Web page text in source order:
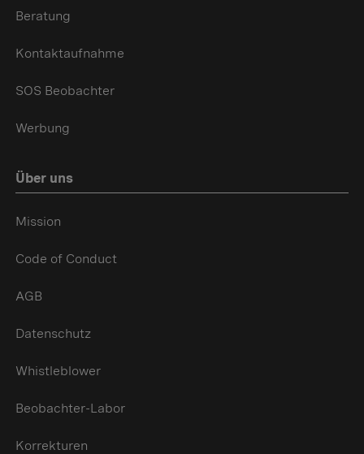
Beratung
Kontaktaufnahme
SOS Beobachter
Werbung
Über uns
Mission
Code of Conduct
AGB
Datenschutz
Whistleblower
Beobachter-Labor
Korrekturen